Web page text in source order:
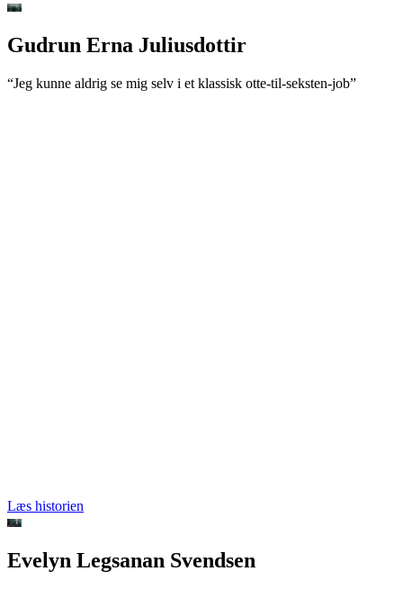
Gudrun Erna Juliusdottir
“Jeg kunne aldrig se mig selv i et klassisk otte-til-seksten-job”
Læs historien
Evelyn Legsanan Svendsen